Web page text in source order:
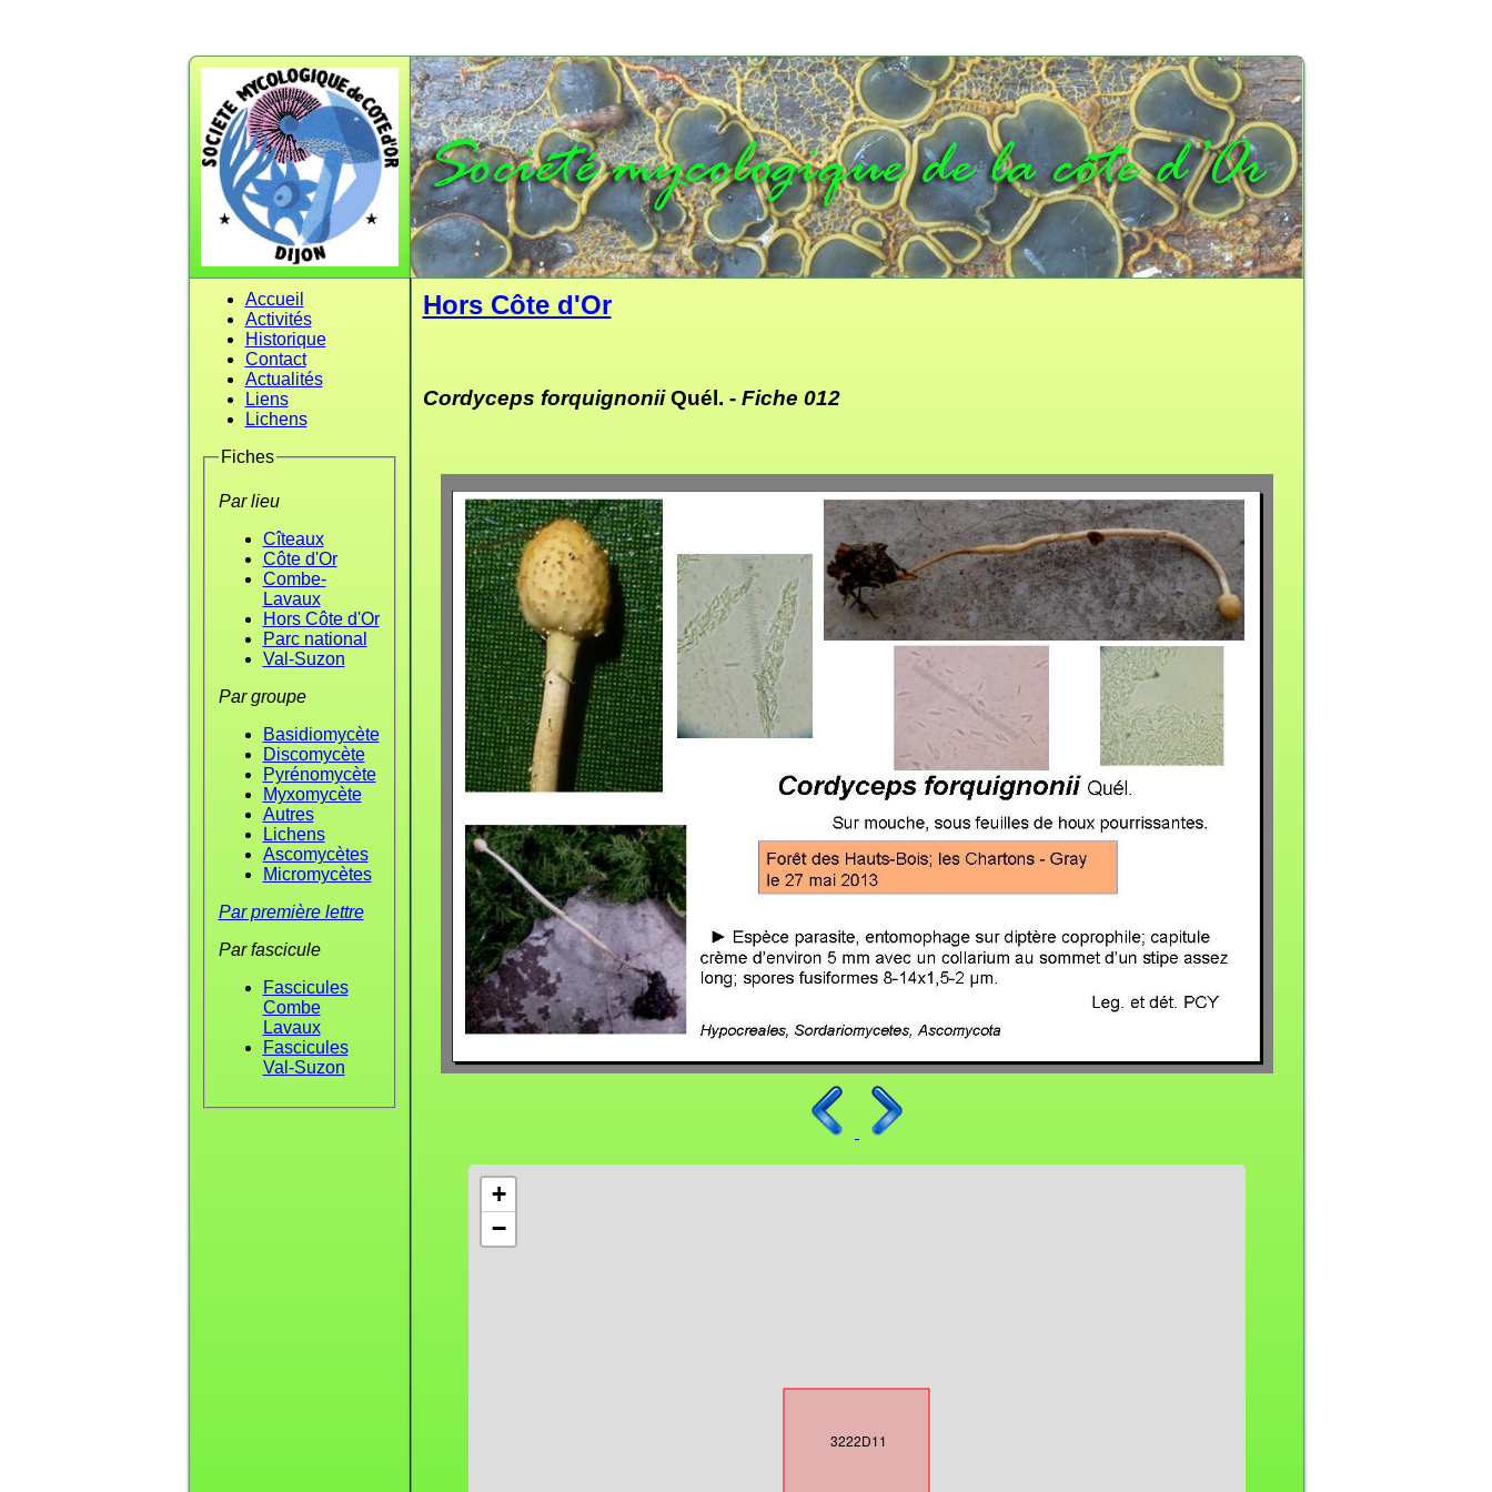
Accueil
Activités
Historique
Contact
Actualités
Liens
Lichens
Fiches
Par lieu
Cîteaux
Côte d'Or
Combe-
Lavaux
Hors Côte d'Or
Parc national
Val-Suzon
Par groupe
Basidiomycète
Discomycète
Pyrénomycète
Myxomycète
Autres
Lichens
Ascomycètes
Micromycètes
Par première lettre
Par fascicule
Fascicules
Combe
Lavaux
Fascicules
Val-Suzon
Hors Côte d'Or
Cordyceps forquignonii Quél. -Fiche 012
3222D11
+
−